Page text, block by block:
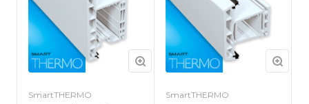
SmartTHERMO SmartTHERMO